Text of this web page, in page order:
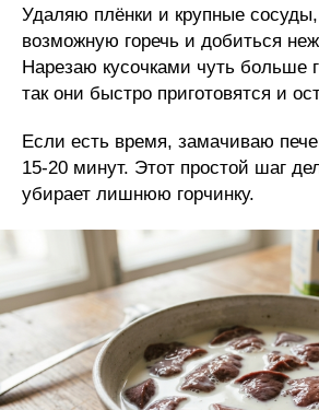
Удаляю плёнки и крупные
возможную горечь и добиться
Нарезаю кусочками чуть больше
так они быстро приготовятся и
Если есть время, замачиваю
15-20 минут. Этот простой шаг
убирает лишнюю горчинку.